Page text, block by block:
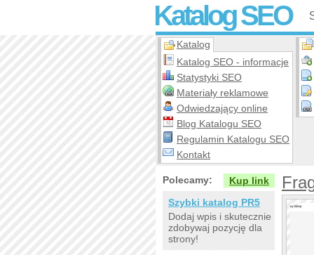
Katalog SEO
Katalog
Katalog SEO - informacje
Statystyki SEO
Materiały reklamowe
Odwiedzający online
Blog Katalogu SEO
Regulamin Katalogu SEO
Kontakt
Polecamy:
Kup link
Szybki katalog PR5
Dodaj wpis i skutecznie
zdobywaj pozycję dla
strony!